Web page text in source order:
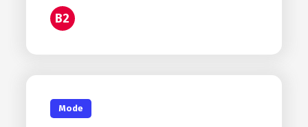
B2
Mode